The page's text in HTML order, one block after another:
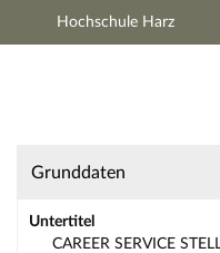
Hochschule Harz
Grunddaten
Untertitel
CAREER SERVICE